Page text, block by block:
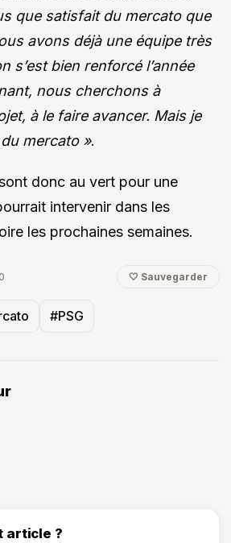
que satisfait du mercato que
avons déjà une équipe très
s’est bien renforcé l’année
nous cherchons à
à le faire avancer. Mais je
mercato ».
donc au vert pour une
intervenir dans les
les prochaines semaines.
🤍 Sauvegarder
#PSG
article ?